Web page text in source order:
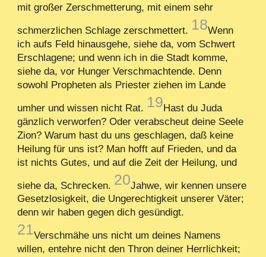
mit großer Zerschmetterung, mit einem sehr
schmerzlichen Schlage zerschmettert. 18Wenn
ich aufs Feld hinausgehe, siehe da, vom Schwert
Erschlagene; und wenn ich in die Stadt komme,
siehe da, vor Hunger Verschmachtende. Denn
sowohl Propheten als Priester ziehen im Lande
umher und wissen nicht Rat. 19Hast du Juda
gänzlich verworfen? Oder verabscheut deine Seele
Zion? Warum hast du uns geschlagen, daß keine
Heilung für uns ist? Man hofft auf Frieden, und da
ist nichts Gutes, und auf die Zeit der Heilung, und
siehe da, Schrecken. 20Jahwe, wir kennen unsere
Gesetzlosigkeit, die Ungerechtigkeit unserer Väter;
denn wir haben gegen dich gesündigt.
21Verschmähe uns nicht um deines Namens
willen, entehre nicht den Thron deiner Herrlichkeit;